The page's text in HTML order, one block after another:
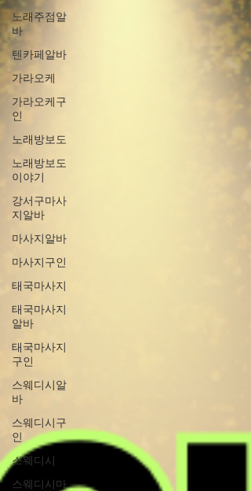
노래주점알
바
텐카페알바
가라오케
가라오케구
인
노래방보도
노래방보도
이야기
강서구마사
지알바
마사지알바
마사지구인
태국마사지
태국마사지
알바
태국마사지
구인
스웨디시알
바
스웨디시구
인
스웨디시
스웨디시마